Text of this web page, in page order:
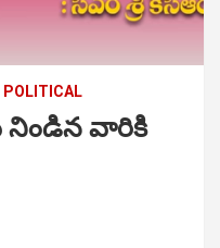
POLITICAL
నిండిన వారికి